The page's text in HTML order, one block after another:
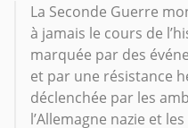
La Seconde Guerre
à jamais le cours de
marquée par des
et par une résistance
déclenchée par les
l’Allemagne nazie et